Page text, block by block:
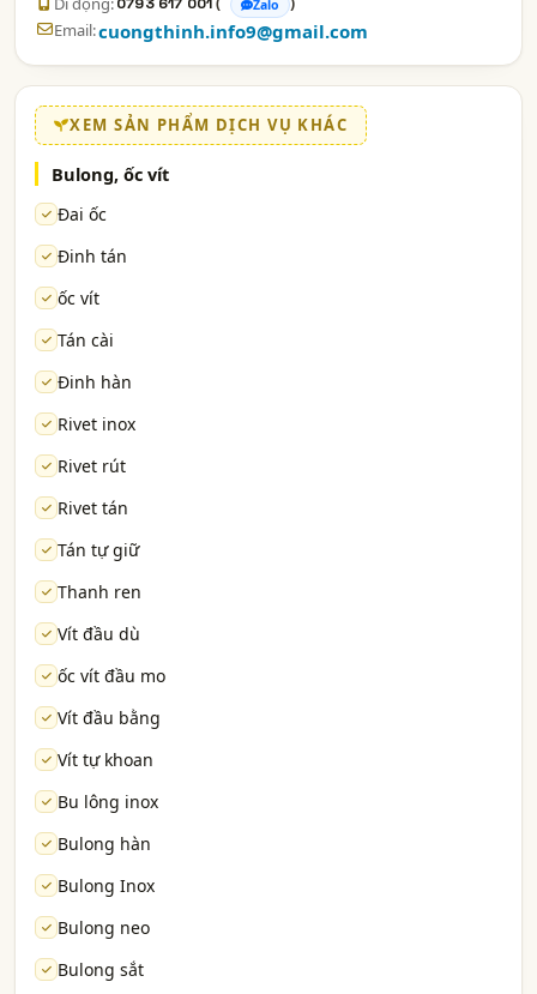
0793 617 001 Zalo
Email:cuongthinh.info9@gmail.com
XEM SẢN PHẨM DỊCH VỤ KHÁC
Bulong, ốc vít
Đai ốc
Đinh tán
ốc vít
Tán cài
Đinh hàn
Rivet inox
Rivet rút
Rivet tán
Tán tự giữ
Thanh ren
Vít đầu dù
ốc vít đầu mo
Vít đầu bằng
Vít tự khoan
Bu lông inox
Bulong hàn
Bulong Inox
Bulong neo
Bulong sắt